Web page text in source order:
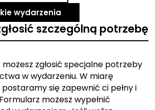
wydarzenia
szczególną potrzebę
zgłosić specjalne potrzeby
w wydarzeniu. W miarę
się zapewnić ci pełny i
możesz wypełnić